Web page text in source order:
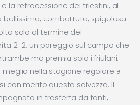
la retrocessione dei triestini, al
bellissima, combattuta, spigolosa
solo al termine dei
2-2, un pareggio sul campo che
ma premia solo i friulani,
meglio nella stagione regolare e
con merito questa salvezza. Il
in trasferta da tanti,